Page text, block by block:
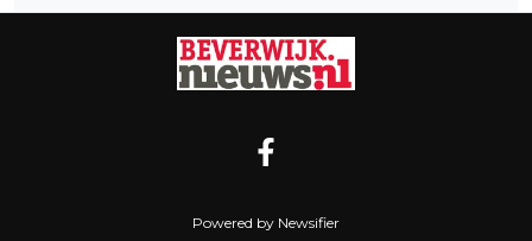
Powered by Newsifier